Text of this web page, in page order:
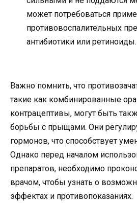
может потребоваться
противовоспалительных
антибиотики или ретиноиды.
Важно помнить, что
такие как комбинированные
контрацептивы, могут быть
борьбы с прыщами. Они
гормонов, что способствует
Однако перед началом
препаратов, необходимо
врачом, чтобы узнать о
эффектах и противопоказаниях.